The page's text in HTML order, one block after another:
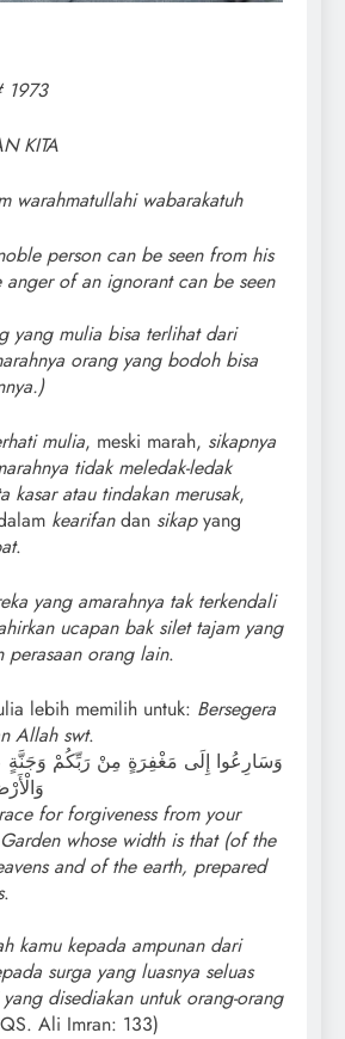
1973
KITA
warahmatullahi wabarakatuh
person can be seen from his
anger of an ignorant can be seen
yang mulia bisa terlihat dari
orang yang bodoh bisa
mulia, meski marah, sikapnya
tidak meledak-ledak
kasar atau tindakan merusak,
kearifandan sikapyang
.
yang amarahnya tak terkendali
ucapan bak silet tajam yang
perasaan orang lain.
lebih memilih untuk: Bersegera
Allah swt.
وَسَارِعُوا إِلَى مَغْفِرَةٍ مِنْ رَبِّكُمْ
for forgiveness from your
whose width is that (of the
and of the earth, prepared
.
kamu kepada ampunan dari
surga yang luasnya seluas
disediakan untuk orang-orang
Ali Imran: 133)